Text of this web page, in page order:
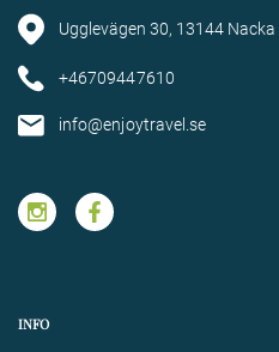
Ugglevägen 30, 13144 Nacka
+46709447610
info@enjoytravel.se
INFO